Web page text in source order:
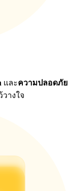
และความปลอดภัย
วางใจ